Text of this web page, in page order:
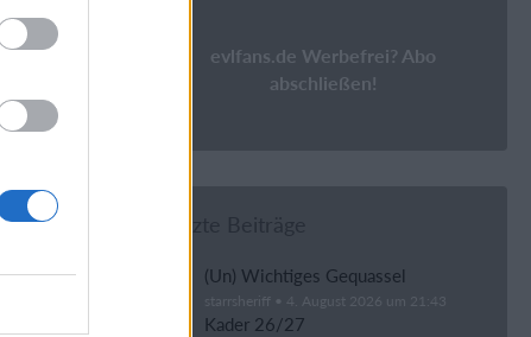
evlfans.de Werbefrei? Abo
abschließen!
(Un) Wichtiges Gequassel
starrsheriff 4. August 2026 um 21:43
Kader 26/27